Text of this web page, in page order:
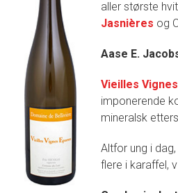
aller største
Jasnières og
Aase E.
Vieilles
imponerende
mineralsk
Altfor ung i
flere i karaffel,